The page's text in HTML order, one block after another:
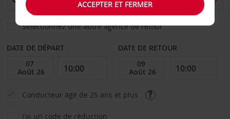
Sélectionnez une autre agence de retour
DATE DE DÉPART DATE DE RETOUR
Conducteur âgé de 25 ans et plus
J’ai un code de réduction
ACCEPTER ET FERMER